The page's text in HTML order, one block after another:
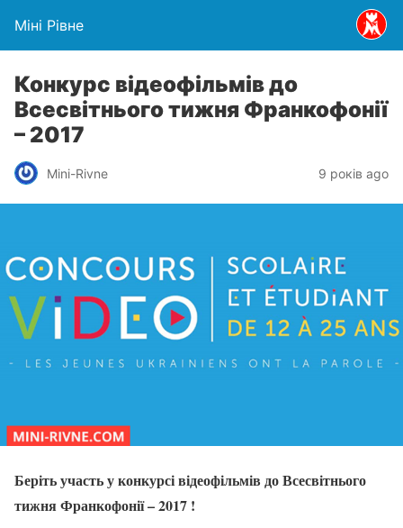
Міні Рівне
Конкурс відеофільмів до
Всесвітнього тижня Франкофонії
– 2017
Mini-Rivne 9 років ago
Беріть участьу конкурсі відеофільмів до Всесвітнього
тижня Франкофонії – 2017 !